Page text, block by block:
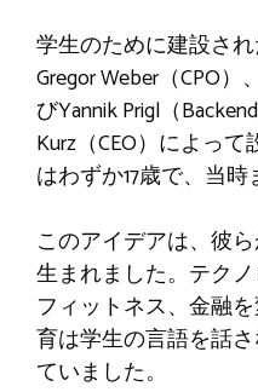
学生のために建設さ
Gregor Weber（CPO）
びYannik Prigl（
Kurz（CEO）によっ
はわずか17歳で、当時
このアイデアは、彼
生まれました。テク
フィットネス、金融
育は学生の言語を話
ていました。